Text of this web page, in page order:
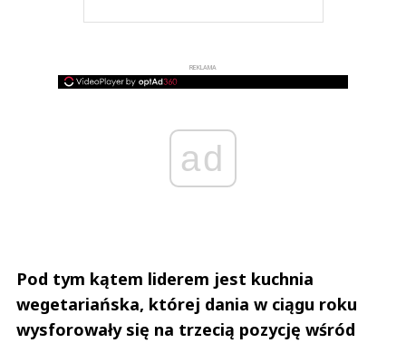
REKLAMA
ad
Pod tym kątem liderem jest kuchnia
wegetariańska, której dania w ciągu roku
wysforowały się na trzecią pozycję wśród